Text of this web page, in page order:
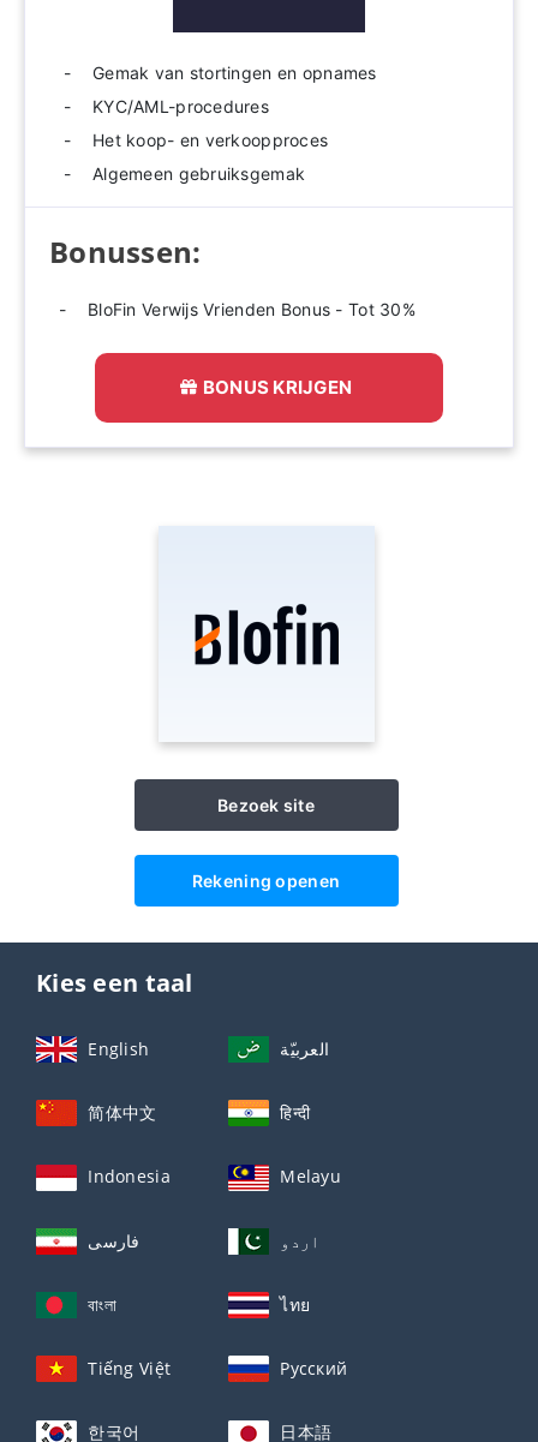
Gemak van stortingen en opnames
KYC/AML-procedures
Het koop- en verkoopproces
Algemeen gebruiksgemak
Bonussen:
BloFin Verwijs Vrienden Bonus - Tot 30%
BONUS KRIJGEN
Bezoek site
Rekening openen
Kies een taal
English العربيّة
简体中文 हिन्दी
Indonesia Melayu
فارسی اردو
বাংলা ไทย
Tiếng Việt Русский
한국어 日本語